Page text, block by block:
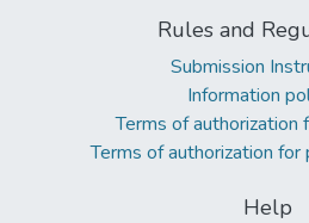
Rules and
Submission
Information
Terms of authorization
Terms of authorization for
Help